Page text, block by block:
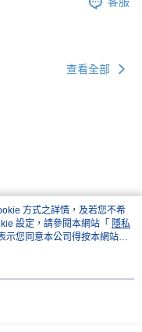
查看全部
方式之詳情，及若您不希
設定，請參閱本網站「 隱私
示您同意本公司得按本網站使